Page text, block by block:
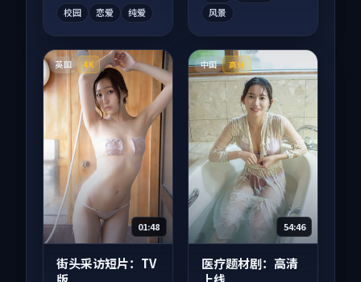
校园 恋爱 纯爱
风景
英国 4K
01:48
街头采访短片：TV
中国 高分
54:46
医疗题材剧：高清